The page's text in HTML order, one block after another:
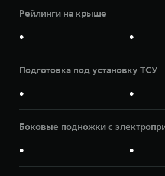
Рейлинги на крыше
● ●
Подготовка под установку ТСУ
● ●
Боковые подножки с
● ●